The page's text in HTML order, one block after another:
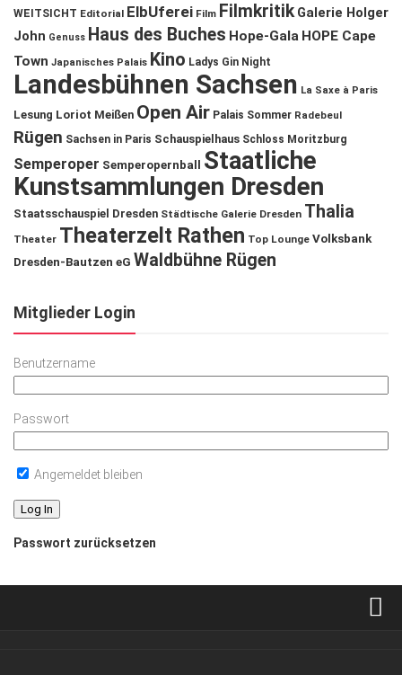
WEITSICHT Editorial ElbUferei Film Filmkritik Galerie Holger
John Genuss Haus des Buches Hope-Gala HOPE Cape
Town Japanisches Palais Kino Ladys Gin Night
Landesbühnen Sachsen La Saxe à Paris
Lesung Loriot Meißen Open Air Palais Sommer Radebeul
Rügen Sachsen in Paris Schauspielhaus Schloss Moritzburg
Semperoper Semperopernball
Staatliche
Kunstsammlungen Dresden
Staatsschauspiel Dresden Städtische Galerie Dresden Thalia
Theater Theaterzelt Rathen Top Lounge Volksbank
Dresden-Bautzen eG Waldbühne Rügen
Mitglieder Login
Benutzername
Passwort
Angemeldet bleiben
Passwort zurücksetzen